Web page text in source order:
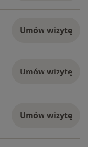
Umów wizytę
Umów wizytę
Umów wizytę